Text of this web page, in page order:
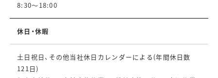
8:30～18:00
休日・休暇
土日祝日、その他当社休日カレンダーによる(年間休日数
121日)